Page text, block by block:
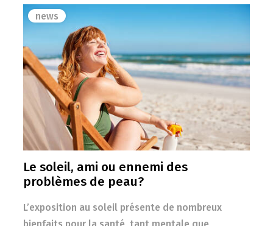
news
Le soleil, ami ou ennemi des
problèmes de peau?
L’exposition au soleil présente de nombreux
bienfaits pour la santé, tant mentale que